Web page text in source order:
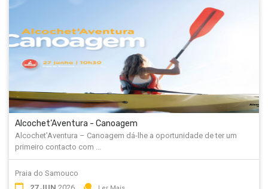
Alcochet’Aventura - Canoagem
Alcochet’Aventura – Canoagem dá-lhe a oportunidade de ter um
primeiro contacto com ...
Praia do Samouco